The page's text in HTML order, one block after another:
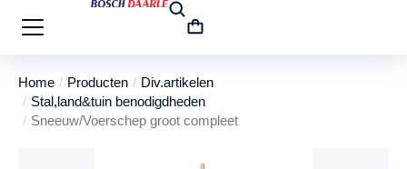
Je bent hier:
Home Producten
Div.artikelen
Stal,land&tuin benodigdheden
Sneeuw/Voerschep groot compleet